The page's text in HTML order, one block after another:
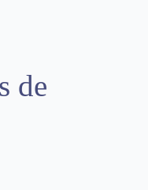
de